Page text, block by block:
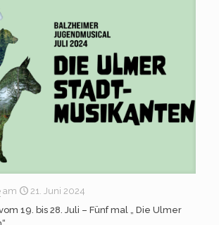
am
21. Juni 2024
19. bis 28. Juli – Fünf mal „ Die Ulmer